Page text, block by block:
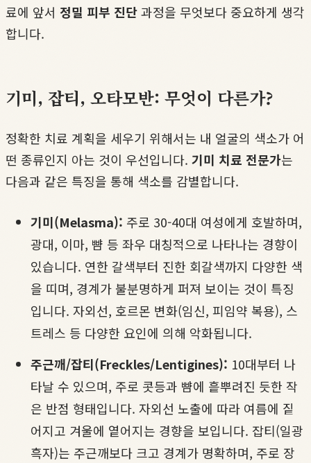
료에 앞서 정밀 피부 진단과정을 무엇보다 중요하게 생각
합니다.
기미, 잡티, 오타모반: 무엇이 다른가?
정확한 치료 계획을 세우기 위해서는 내 얼굴의 색소가 어
떤 종류인지 아는 것이 우선입니다. 기미 치료 전문가는
다음과 같은 특징을 통해 색소를 감별합니다.
기미(Melasma): 주로 30-40대 여성에게 호발하며,
광대, 이마, 뺨 등 좌우 대칭적으로 나타나는 경향이
있습니다. 연한 갈색부터 진한 회갈색까지 다양한 색
을 띠며, 경계가 불분명하게 퍼져 보이는 것이 특징
입니다. 자외선, 호르몬 변화(임신, 피임약 복용), 스
트레스 등 다양한 요인에 의해 악화됩니다.
주근깨/잡티(Freckles/Lentigines): 10대부터 나
타날 수 있으며, 주로 콧등과 뺨에 흩뿌려진 듯한 작
은 반점 형태입니다. 자외선 노출에 따라 여름에 짙
어지고 겨울에 옅어지는 경향을 보입니다. 잡티(일광
흑자)는 주근깨보다 크고 경계가 명확하며, 주로 장